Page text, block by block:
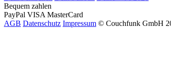
Bequem zahlen
PayPal VISA MasterCard
AGB Datenschutz Impressum © Couchfunk GmbH